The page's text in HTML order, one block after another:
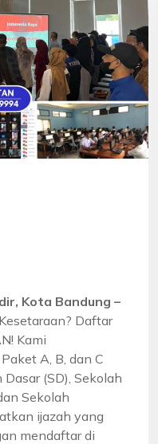
Kota Bandung –
Daftar
Kami
A, B, dan C
(SD), Sekolah
Sekolah
ijazah yang
mendaftar di